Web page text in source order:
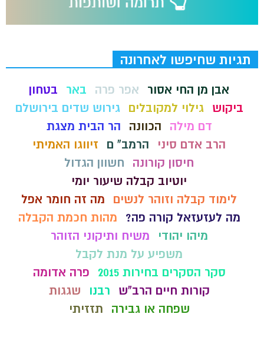
תגיות שחיפשו לאחרונה
אבן מן החי אסור אפר פרה באר
בטחון
ביקוש
גילוי למקובלים
גירוש שדים בירושלם
דם מילה
הכוונה
הר הבית מצגת
הרב אדם סיני
הרמב" ם
זיווגו האמיתי
חיסון קורונה
חשוון הגדול
יוטיוב קבלה שיעור יומי
לימוד קבלה וזוהר לנשים
מה זה חומר אפל
מה לעזעזאל קורה פה?
מהות חכמת הקבלה
מיהו יהודי
משיח ותיקוני הזוהר
משפיע על מנת לקבל
סקר הסקרים בחירות 2015
פרה אדומה
קורות חיים הרב"ש
רבנו
שגגות
שפחה או גבירה
תזזיתי